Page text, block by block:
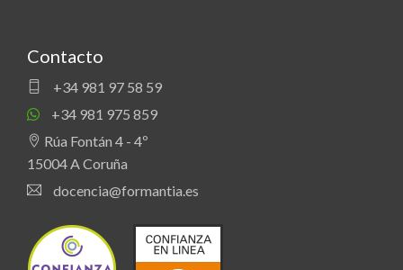
Contacto
+34 981 97 58 59
+34 981 975 859
Rúa Fontán 4 - 4º
15004 A Coruña
docencia@formantia.es